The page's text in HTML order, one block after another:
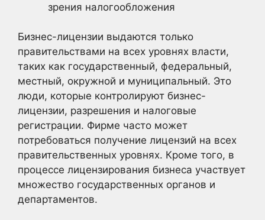
зрения налогообложения
Бизнес-лицензии выдаются только
правительствами на всех уровнях власти,
таких как государственный, федеральный,
местный, окружной и муниципальный. Это
люди, которые контролируют бизнес-
лицензии, разрешения и налоговые
регистрации. Фирме часто может
потребоваться получение лицензий на всех
правительственных уровнях. Кроме того, в
процессе лицензирования бизнеса участвует
множество государственных органов и
департаментов.